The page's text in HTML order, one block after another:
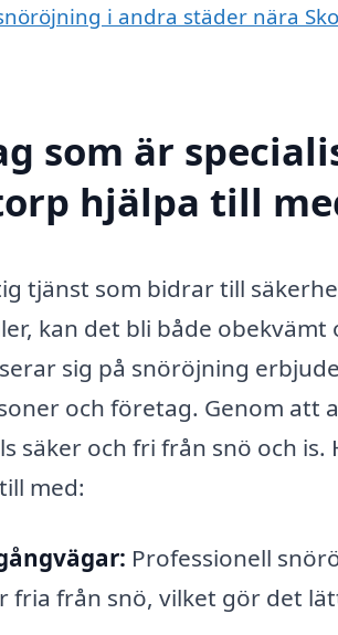
i andra städer nära
som är
hjälpa till
tjänst som bidrar till
kan det bli både
sig på snöröjning
och företag. Genom att
säker och fri från snö och
med:
Professionell
fria från snö, vilket gör det